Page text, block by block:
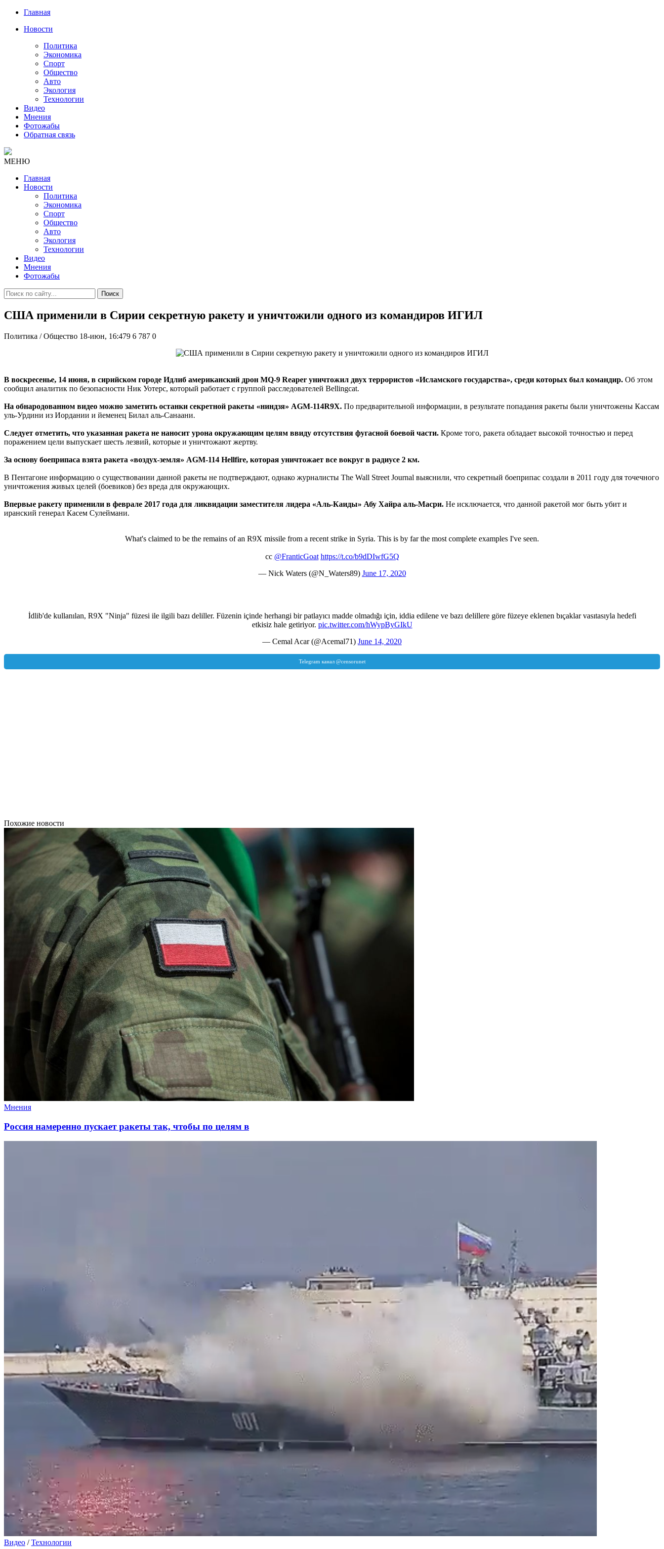
Главная
Новости
Политика
Экономика
Спорт
Общество
Авто
Экология
Технологии
Видео
Мнения
Фотожабы
Обратная связь
МЕНЮ
Главная
Новости
Политика
Экономика
Спорт
Общество
Авто
Экология
Технологии
Видео
Мнения
Фотожабы
Поиск
США применили в Сирии секретную ракету и уничтожили одного из командиров ИГИЛ
Политика / Общество 18-июн, 16:479 6 787 0
В воскресенье, 14 июня, в сирийском городе Идлиб американский дрон MQ-9 Reaper уничтожил двух террористов «Исламского государства», среди которых был командир. Об этом
сообщил аналитик по безопасности Ник Уотерс, который работает с группой расследователей Bellingcat.
На обнародованном видео можно заметить останки секретной ракеты «ниндзя» AGM-114R9X. По предварительной информации, в результате попадания ракеты были уничтожены Кассам
уль-Урдини из Иордании и йеменец Билал аль-Санаани.
Следует отметить, что указанная ракета не наносит урона окружающим целям ввиду отсутствия фугасной боевой части. Кроме того, ракета обладает высокой точностью и перед
поражением цели выпускает шесть лезвий, которые и уничтожают жертву.
За основу боеприпаса взята ракета «воздух-земля» AGM-114 Hellfire, которая уничтожает все вокруг в радиусе 2 км.
В Пентагоне информацию о существовании данной ракеты не подтверждают, однако журналисты The Wall Street Journal выяснили, что секретный боеприпас создали в 2011 году для точечного
уничтожения живых целей (боевиков) без вреда для окружающих.
Впервые ракету применили в феврале 2017 года для ликвидации заместителя лидера «Аль-Каиды» Абу Хайра аль-Масри. Не исключается, что данной ракетой мог быть убит и
иранский генерал Касем Сулеймани.
What's claimed to be the remains of an R9X missile from a recent strike in Syria. This is by far the most complete examples I've seen.
cc @FranticGoat https://t.co/b9dDIwfG5Q
— Nick Waters (@N_Waters89) June 17, 2020
İdlib'de kullanılan, R9X "Ninja" füzesi ile ilgili bazı deliller. Füzenin içinde herhangi bir patlayıcı madde olmadığı için, iddia edilene ve bazı delillere göre füzeye eklenen bıçaklar vasıtasıyla hedefi
etkisiz hale getiriyor. pic.twitter.com/hWypByGIkU
— Cemal Acar (@Acemal71) June 14, 2020
Похожие новости
Мнения
Россия намеренно пускает ракеты так, чтобы по целям в
Видео /Технологии